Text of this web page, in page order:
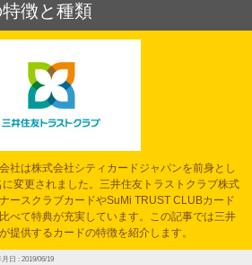
徴と種類
社は株式会社シティカードジャパンを前身とし
変更されました。三井住友トラストクラブ株式
ースクラブカードやSuMi TRUST CLUBカード
べて特典が充実しています。この記事では三井
提供するカードの特徴を紹介します。
日 : 2019/06/19